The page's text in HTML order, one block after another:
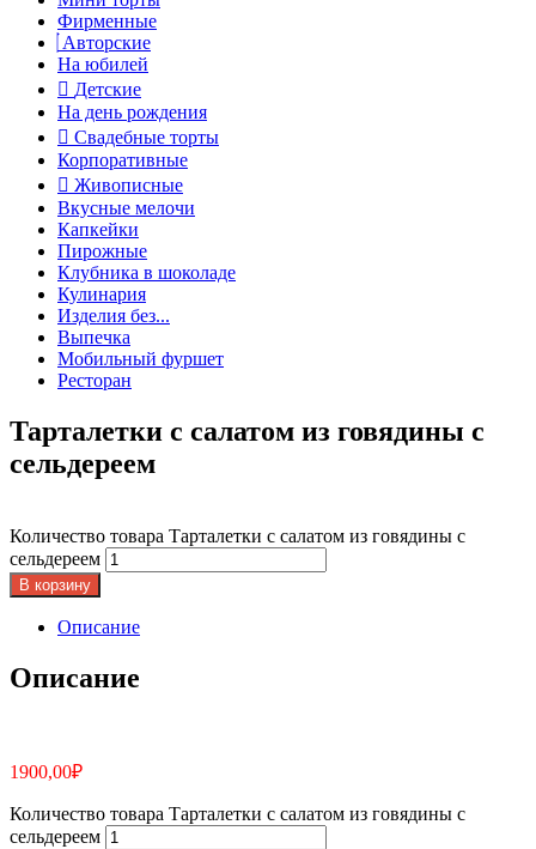
Фирменные
Авторские
На юбилей
Детские
На день рождения
Свадебные торты
Корпоративные
Живописные
Вкусные мелочи
Капкейки
Пирожные
Клубника в шоколаде
Кулинария
Изделия без...
Выпечка
Мобильный фуршет
Ресторан
Тарталетки с салатом из говядины с
сельдереем
Количество товара Тарталетки с салатом из говядины с
сельдереем
В корзину
Описание
Описание
1900,00₽
Количество товара Тарталетки с салатом из говядины с
сельдереем